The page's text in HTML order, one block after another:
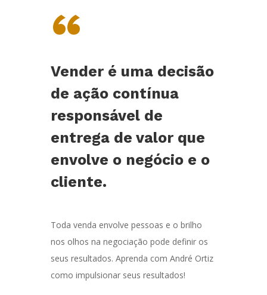
“
Vender é uma decisão
de ação contínua
responsável de
entrega de valor que
envolve o negócio e o
cliente.
Toda venda envolve pessoas e o brilho
nos olhos na negociação pode definir os
seus resultados. Aprenda com André Ortiz
como impulsionar seus resultados!